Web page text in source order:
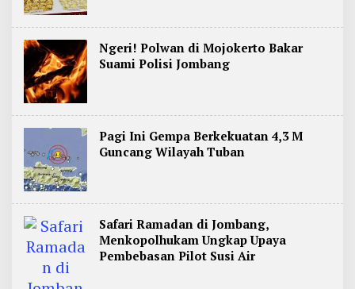
Ngeri! Polwan di Mojokerto Bakar
Suami Polisi Jombang
Pagi Ini Gempa Berkekuatan 4,3 M
Guncang Wilayah Tuban
Safari Ramadan di Jombang,
Menkopolhukam Ungkap Upaya
Pembebasan Pilot Susi Air